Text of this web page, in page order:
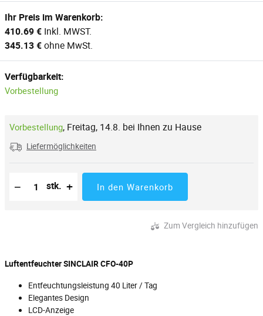
Ihr Preis im Warenkorb:
410.69 € Inkl. MWST.
345.13 €ohne MwSt.
Verfügbarkeit:
Vorbestellung
Vorbestellung, Freitag, 14.8. bei Ihnen zu Hause
Liefermöglichkeiten
−
Reduzierung der Menge
Anzahl der Stücke
stk. + In den Warenkorb
Zum Vergleich hinzufügen
Luftentfeuchter SINCLAIR CFO-40P
Entfeuchtungsleistung 40 Liter / Tag
Elegantes Design
LCD-Anzeige